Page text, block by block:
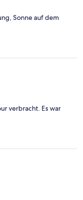
Sonne auf dem
verbracht. Es war